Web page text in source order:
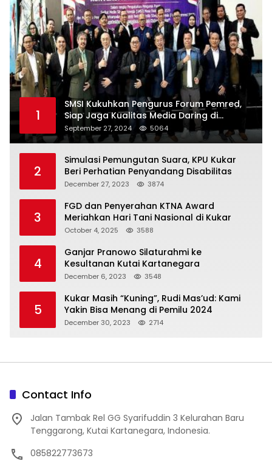
1
SMSI Kukuhkan Pengurus Forum Pemred,
Siap Jaga Kualitas Media Daring di
Indonesia
September 27, 2024 5064
2
Simulasi Pemungutan Suara, KPU Kukar
Beri Perhatian Penyandang Disabilitas
December 27, 2023 3874
3
FGD dan Penyerahan KTNA Award
Meriahkan Hari Tani Nasional di Kukar
October 4, 2025 3588
4
Ganjar Pranowo Silaturahmi ke
Kesultanan Kutai Kartanegara
December 6, 2023 3548
5
Kukar Masih “Kuning”, Rudi Mas’ud: Kami
Yakin Bisa Menang di Pemilu 2024
December 30, 2023 2714
Contact Info
Jalan Tambak Rel GG Syarifuddin 3 Kelurahan Baru
Tenggarong, Kutai Kartanegara, Indonesia.
085822773673